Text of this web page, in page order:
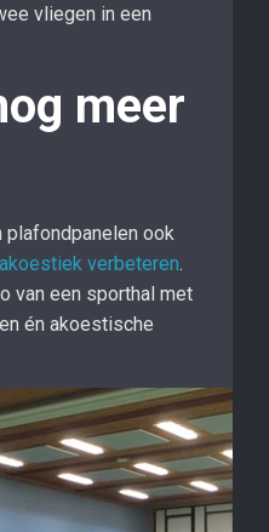
vliegen in een
meer
plafondpanelen ook
akoestiek verbeteren.
van een sporthal met
én akoestische